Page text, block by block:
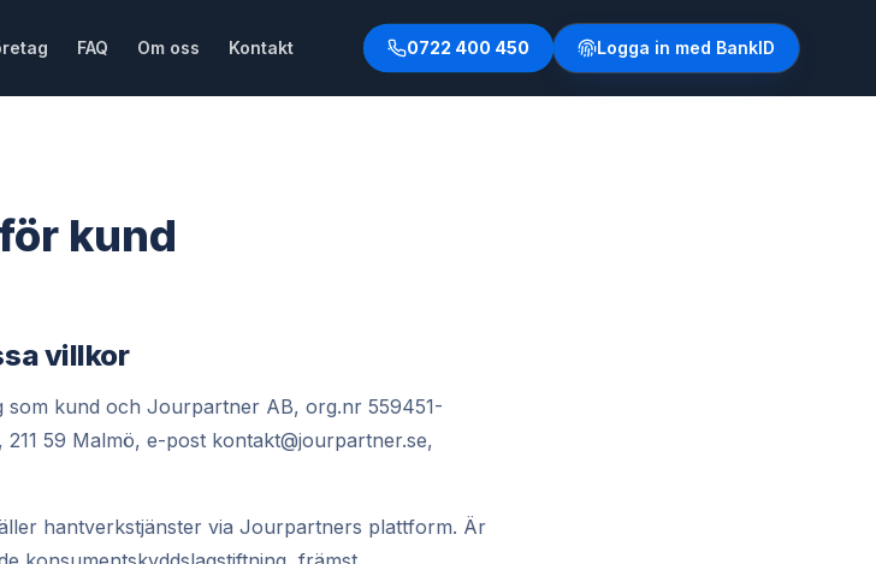
FAQ Om oss Kontakt 0722 400 450 Logga in med BankID
kund
villkor
som kund och Jourpartner AB, org.nr 559451-
59 Malmö, e-post kontakt@jourpartner.se,
hantverkstjänster via Jourpartners plattform. Är